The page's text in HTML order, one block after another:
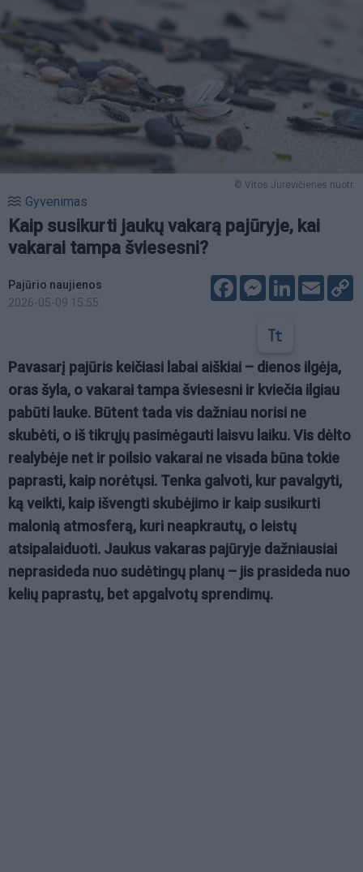
© Vitos Jurevičienės nuotr.
Gyvenimas
Kaip susikurti jaukų vakarą pajūryje, kai
vakarai tampa šviesesni?
Pajūrio naujienos
2026-05-09 15:55
FacebookMessenger
LinkedIn
Email
Pavasarį pajūris keičiasi labai aiškiai – dienos ilgėja,
oras šyla, o vakarai tampa šviesesni ir kviečia ilgiau
pabūti lauke. Būtent tada vis dažniau norisi ne
skubėti, o iš tikrųjų pasimėgauti laisvu laiku. Vis dėlto
realybėje net ir poilsio vakarai ne visada būna tokie
paprasti, kaip norėtųsi. Tenka galvoti, kur pavalgyti,
ką veikti, kaip išvengti skubėjimo ir kaip susikurti
malonią atmosferą, kuri neapkrautų, o leistų
atsipalaiduoti. Jaukus vakaras pajūryje dažniausiai
neprasideda nuo sudėtingų planų – jis prasideda nuo
kelių paprastų, bet apgalvotų sprendimų.